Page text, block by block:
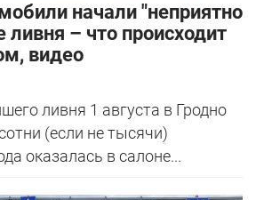
начали "неприятно
ливня – что происходит
видео
ливня 1 августа в Гродно
(если не тысячи)
оказалась в салоне...